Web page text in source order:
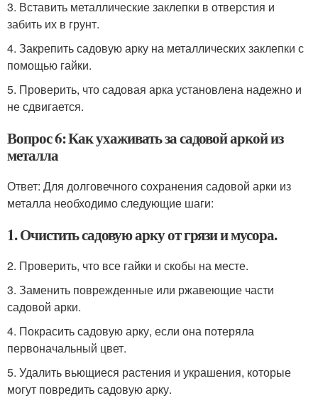
3. Вставить металлические заклепки в отверстия и
забить их в грунт.
4. Закрепить садовую арку на металлических заклепки с
помощью гайки.
5. Проверить, что садовая арка установлена надежно и
не сдвигается.
Вопрос 6: Как ухаживать за садовой аркой из
металла
Ответ: Для долговечного сохранения садовой арки из
металла необходимо следующие шаги:
1. Очистить садовую арку от грязи и мусора.
2. Проверить, что все гайки и скобы на месте.
3. Заменить поврежденные или ржавеющие части
садовой арки.
4. Покрасить садовую арку, если она потеряла
первоначальный цвет.
5. Удалить вьющиеся растения и украшения, которые
могут повредить садовую арку.